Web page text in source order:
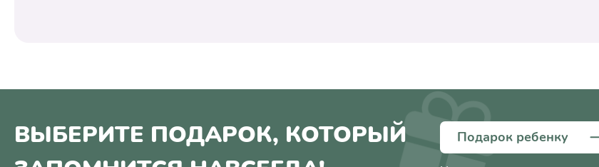
ВЫБЕРИТЕ ПОДАРОК, КОТОРЫЙ
Подарок ребенку